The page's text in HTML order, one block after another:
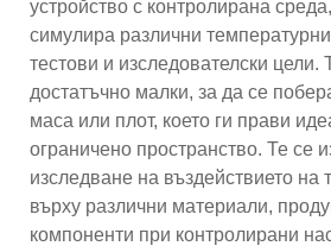
устройство с контролирана
симулира различни
тестови и изследователски цели.
достатъчно малки, за да се
маса или плот, което ги прави
ограничено пространство. Те се
изследване на въздействието на
върху различни материали,
компоненти при контролирани